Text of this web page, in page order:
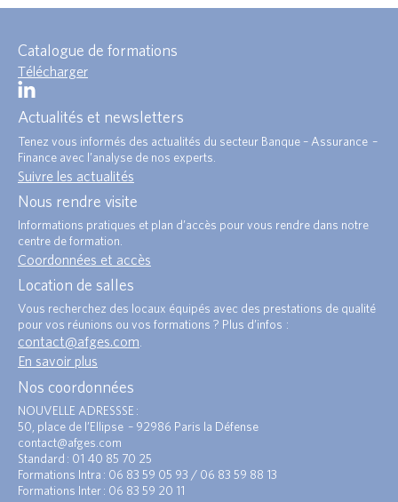
Catalogue de formations
Télécharger
Actualités et newsletters
Tenez vous informés des actualités du secteur Banque – Assurance –
Finance avec l’analyse de nos experts.
Suivre les actualités
Nous rendre visite
Informations pratiques et plan d’accès pour vous rendre dans notre
centre de formation.
Coordonnées et accès
Location de salles
Vous recherchez des locaux équipés avec des prestations de qualité
pour vos réunions ou vos formations ? Plus d’infos :
contact@afges.com.
En savoir plus
Nos coordonnées
NOUVELLE ADRESSSE :
50, place de l’Ellipse – 92986 Paris la Défense
contact@afges.com
Standard : 01 40 85 70 25
Formations Intra : 06 83 59 05 93 / 06 83 59 88 13
Formations Inter : 06 83 59 20 11